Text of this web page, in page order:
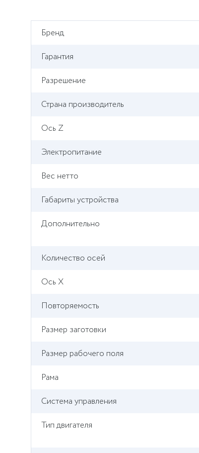
Бренд
Гарантия
Разрешение
Страна производитель
Ось Z
Электропитание
Вес нетто
Габариты устройства
Дополнительно
Количество осей
Ось X
Повторяемость
Размер заготовки
Размер рабочего поля
Рама
Система управления
Тип двигателя